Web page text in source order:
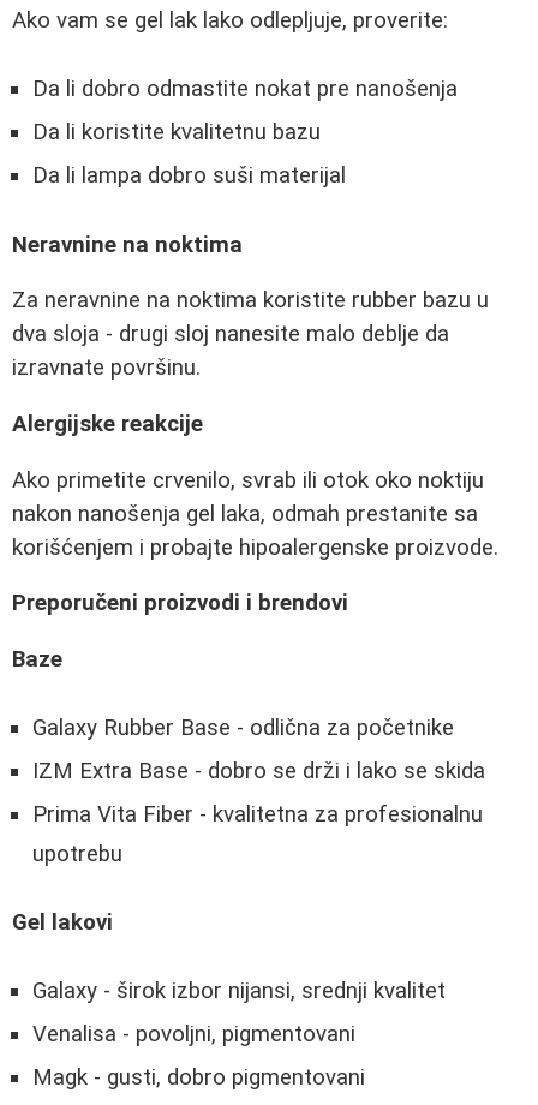
Ako vam se gel lak lako odlepljuje, proverite:
Da li dobro odmastite nokat pre nanošenja
Da li koristite kvalitetnu bazu
Da li lampa dobro suši materijal
Neravnine na noktima
Za neravnine na noktima koristite rubber bazu u
dva sloja - drugi sloj nanesite malo deblje da
izravnate površinu.
Alergijske reakcije
Ako primetite crvenilo, svrab ili otok oko noktiju
nakon nanošenja gel laka, odmah prestanite sa
korišćenjem i probajte hipoalergenske proizvode.
Preporučeni proizvodi i brendovi
Baze
Galaxy Rubber Base - odlična za početnike
IZM Extra Base - dobro se drži i lako se skida
Prima Vita Fiber - kvalitetna za profesionalnu
upotrebu
Gel lakovi
Galaxy - širok izbor nijansi, srednji kvalitet
Venalisa - povoljni, pigmentovani
Magk - gusti, dobro pigmentovani